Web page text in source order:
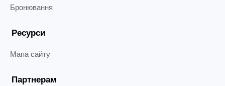
Бронювання
Ресурси
Мапа сайту
Партнерам